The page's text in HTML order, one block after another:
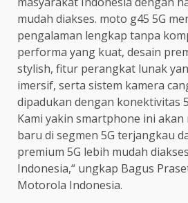
mudah diakses. moto g45 5G
pengalaman lengkap tanpa
performa yang kuat, desain
stylish, fitur perangkat lunak
imersif, serta sistem kamera
dipadukan dengan konektivitas
Kami yakin smartphone ini
baru di segmen 5G terjangkau
premium 5G lebih mudah
Indonesia,“ ungkap Bagus
Motorola Indonesia.